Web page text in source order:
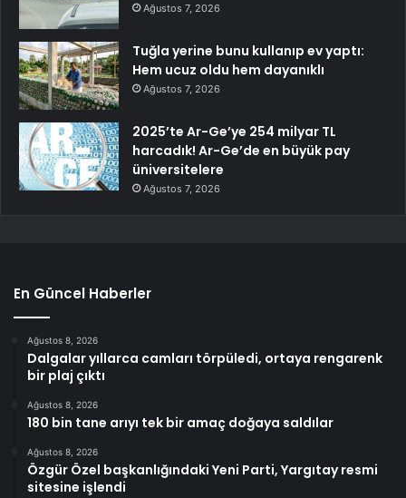
Ağustos 7, 2026
Tuğla yerine bunu kullanıp ev yaptı:
Hem ucuz oldu hem dayanıklı
Ağustos 7, 2026
2025’te Ar-Ge’ye 254 milyar TL
harcadık! Ar-Ge’de en büyük pay
üniversitelere
Ağustos 7, 2026
En Güncel Haberler
Ağustos 8, 2026
Dalgalar yıllarca camları törpüledi, ortaya rengarenk
bir plaj çıktı
Ağustos 8, 2026
180 bin tane arıyı tek bir amaç doğaya saldılar
Ağustos 8, 2026
Özgür Özel başkanlığındaki Yeni Parti, Yargıtay resmi
sitesine işlendi